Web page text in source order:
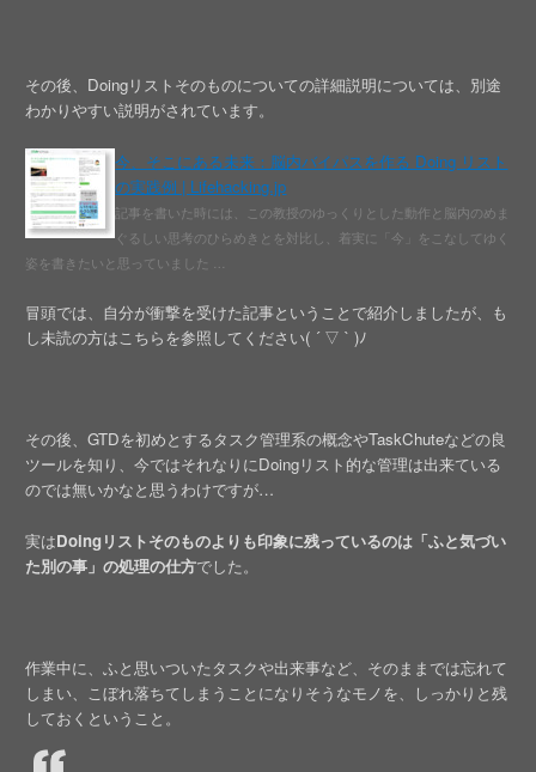
その後、Doingリストそのものについての詳細説明については、別途
わかりやすい説明がされています。
今、そこにある未来：脳内バイパスを作る Doing リスト
の実践例 | Lifehacking.jp
記事を書いた時には、この教授のゆっくりとした動作と脳内のめま
ぐるしい思考のひらめきとを対比し、着実に「今」をこなしてゆく
姿を書きたいと思っていました …
冒頭では、自分が衝撃を受けた記事ということで紹介しましたが、も
し未読の方はこちらを参照してください( ´ ▽ ` )ﾉ
その後、GTDを初めとするタスク管理系の概念やTaskChuteなどの良
ツールを知り、今ではそれなりにDoingリスト的な管理は出来ている
のでは無いかなと思うわけですが…
実はDoingリストそのものよりも印象に残っているのは「ふと気づい
た別の事」の処理の仕方でした。
作業中に、ふと思いついたタスクや出来事など、そのままでは忘れて
しまい、こぼれ落ちてしまうことになりそうなモノを、しっかりと残
しておくということ。